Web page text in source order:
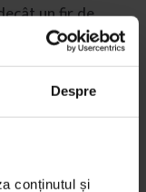
Despre
conținutul și
un fir de
născut mort.
cer
ei le